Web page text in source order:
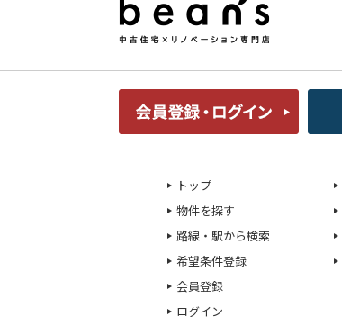
トップ
物件を探す
路線・駅から検索
希望条件登録
会員登録
ログイン